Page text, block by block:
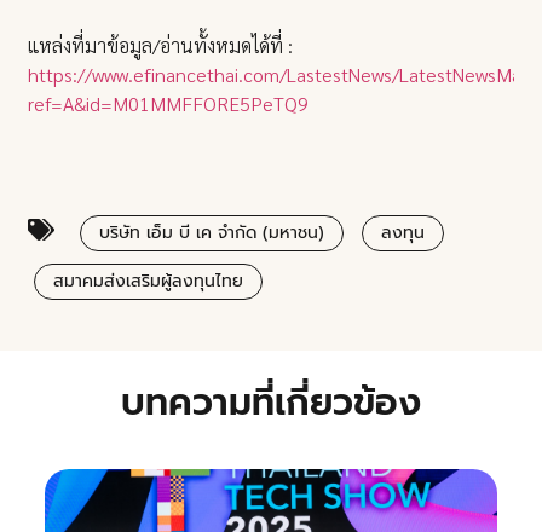
แหล่งที่มาข้อมูล/อ่านทั้งหมดได้ที่ :
https://www.efinancethai.com/LastestNews/
ref=A&id=M01MMFFORE5PeTQ9
บริษัท เอ็ม บี เค จำกัด (มหาชน)
ลงทุน
สมาคมส่งเสริมผู้ลงทุนไทย
บทความที่เกี่ยวข้อง